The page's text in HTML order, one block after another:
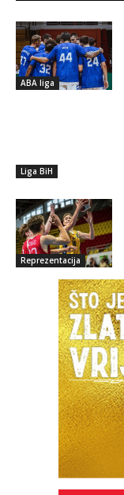
ABA liga
Liga BiH
Reprezentacija